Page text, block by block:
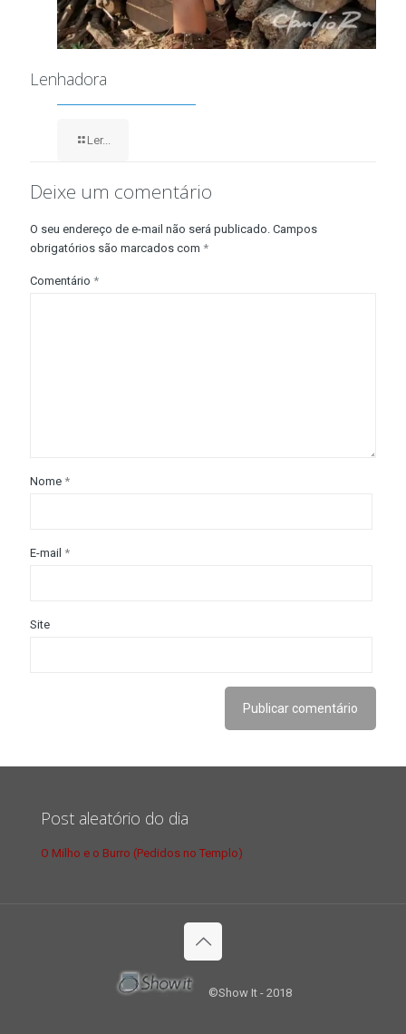
Lenhadora
Ler...
Deixe um comentário
O seu endereço de e-mail não será publicado. Campos
obrigatórios são marcados com *
Comentário *
Nome *
E-mail *
Site
Post aleatório do dia
O Milho e o Burro (Pedidos no Templo)
©Show It - 2018